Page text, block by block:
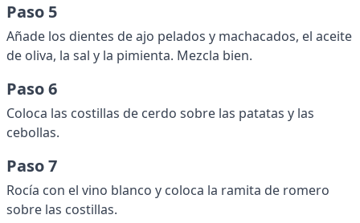
Paso 5
Añade los dientes de ajo pelados y machacados, el aceite
de oliva, la sal y la pimienta. Mezcla bien.
Paso 6
Coloca las costillas de cerdo sobre las patatas y las
cebollas.
Paso 7
Rocía con el vino blanco y coloca la ramita de romero
sobre las costillas.